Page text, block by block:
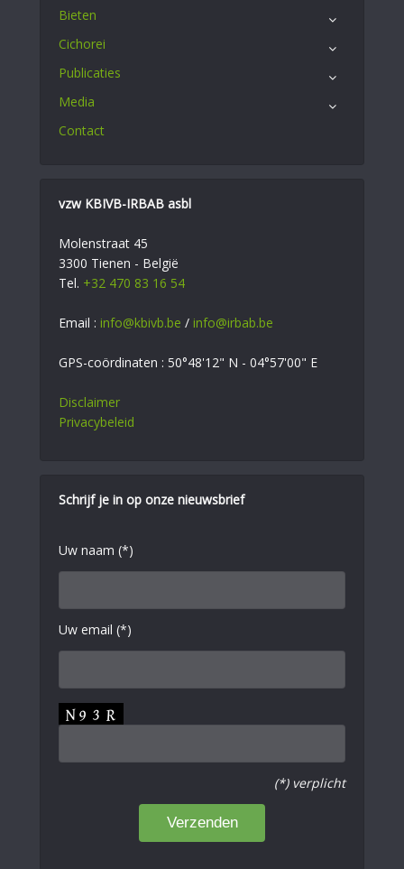
Bieten
Cichorei
Publicaties
Media
Contact
vzw KBIVB-IRBAB asbl
Molenstraat 45
3300 Tienen - België
Tel. +32 470 83 16 54
Email : info@kbivb.be / info@irbab.be
GPS-coördinaten : 50°48'12" N - 04°57'00" E
Disclaimer
Privacybeleid
Schrijf je in op onze nieuwsbrief
Uw naam (*)
Uw email (*)
(*) verplicht